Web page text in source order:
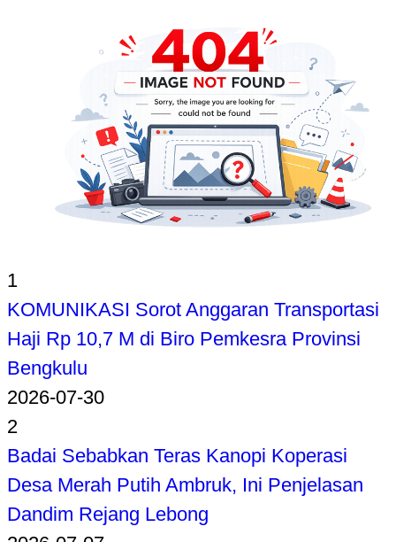
1
KOMUNIKASI Sorot Anggaran Transportasi
Haji Rp 10,7 M di Biro Pemkesra Provinsi
Bengkulu
2026-07-30
2
Badai Sebabkan Teras Kanopi Koperasi
Desa Merah Putih Ambruk, Ini Penjelasan
Dandim Rejang Lebong